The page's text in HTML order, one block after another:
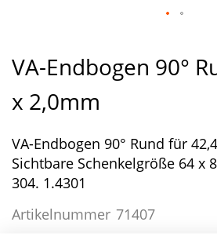
der
Bildergalerie
springen
VA-Endbogen 90°
x 2,0mm
VA-Endbogen 90° Rund für
Sichtbare Schenkelgröße 64 x
304. 1.4301
Artikelnummer 71407